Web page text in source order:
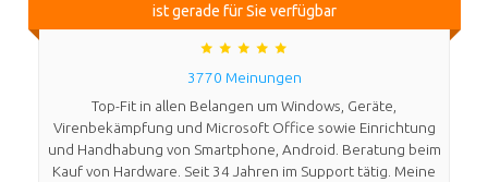
ist gerade für Sie verfügbar
3770 Meinungen
Top-Fit in allen Belangen um Windows, Geräte,
Virenbekämpfung und Microsoft Office sowie Einrichtung
und Handhabung von Smartphone, Android. Beratung beim
Kauf von Hardware. Seit 34 Jahren im Support tätig. Meine